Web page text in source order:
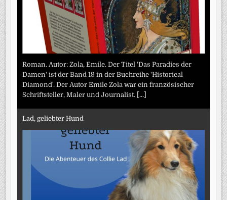
Roman. Autor: Zola, Emile. Der Titel 'Das Paradies der
Damen' ist der Band 19 in der Buchreihe 'Historical
Diamond'. Der Autor Emile Zola war ein französischer
Schriftsteller, Maler und Journalist. [...]
Lad, geliebter Hund